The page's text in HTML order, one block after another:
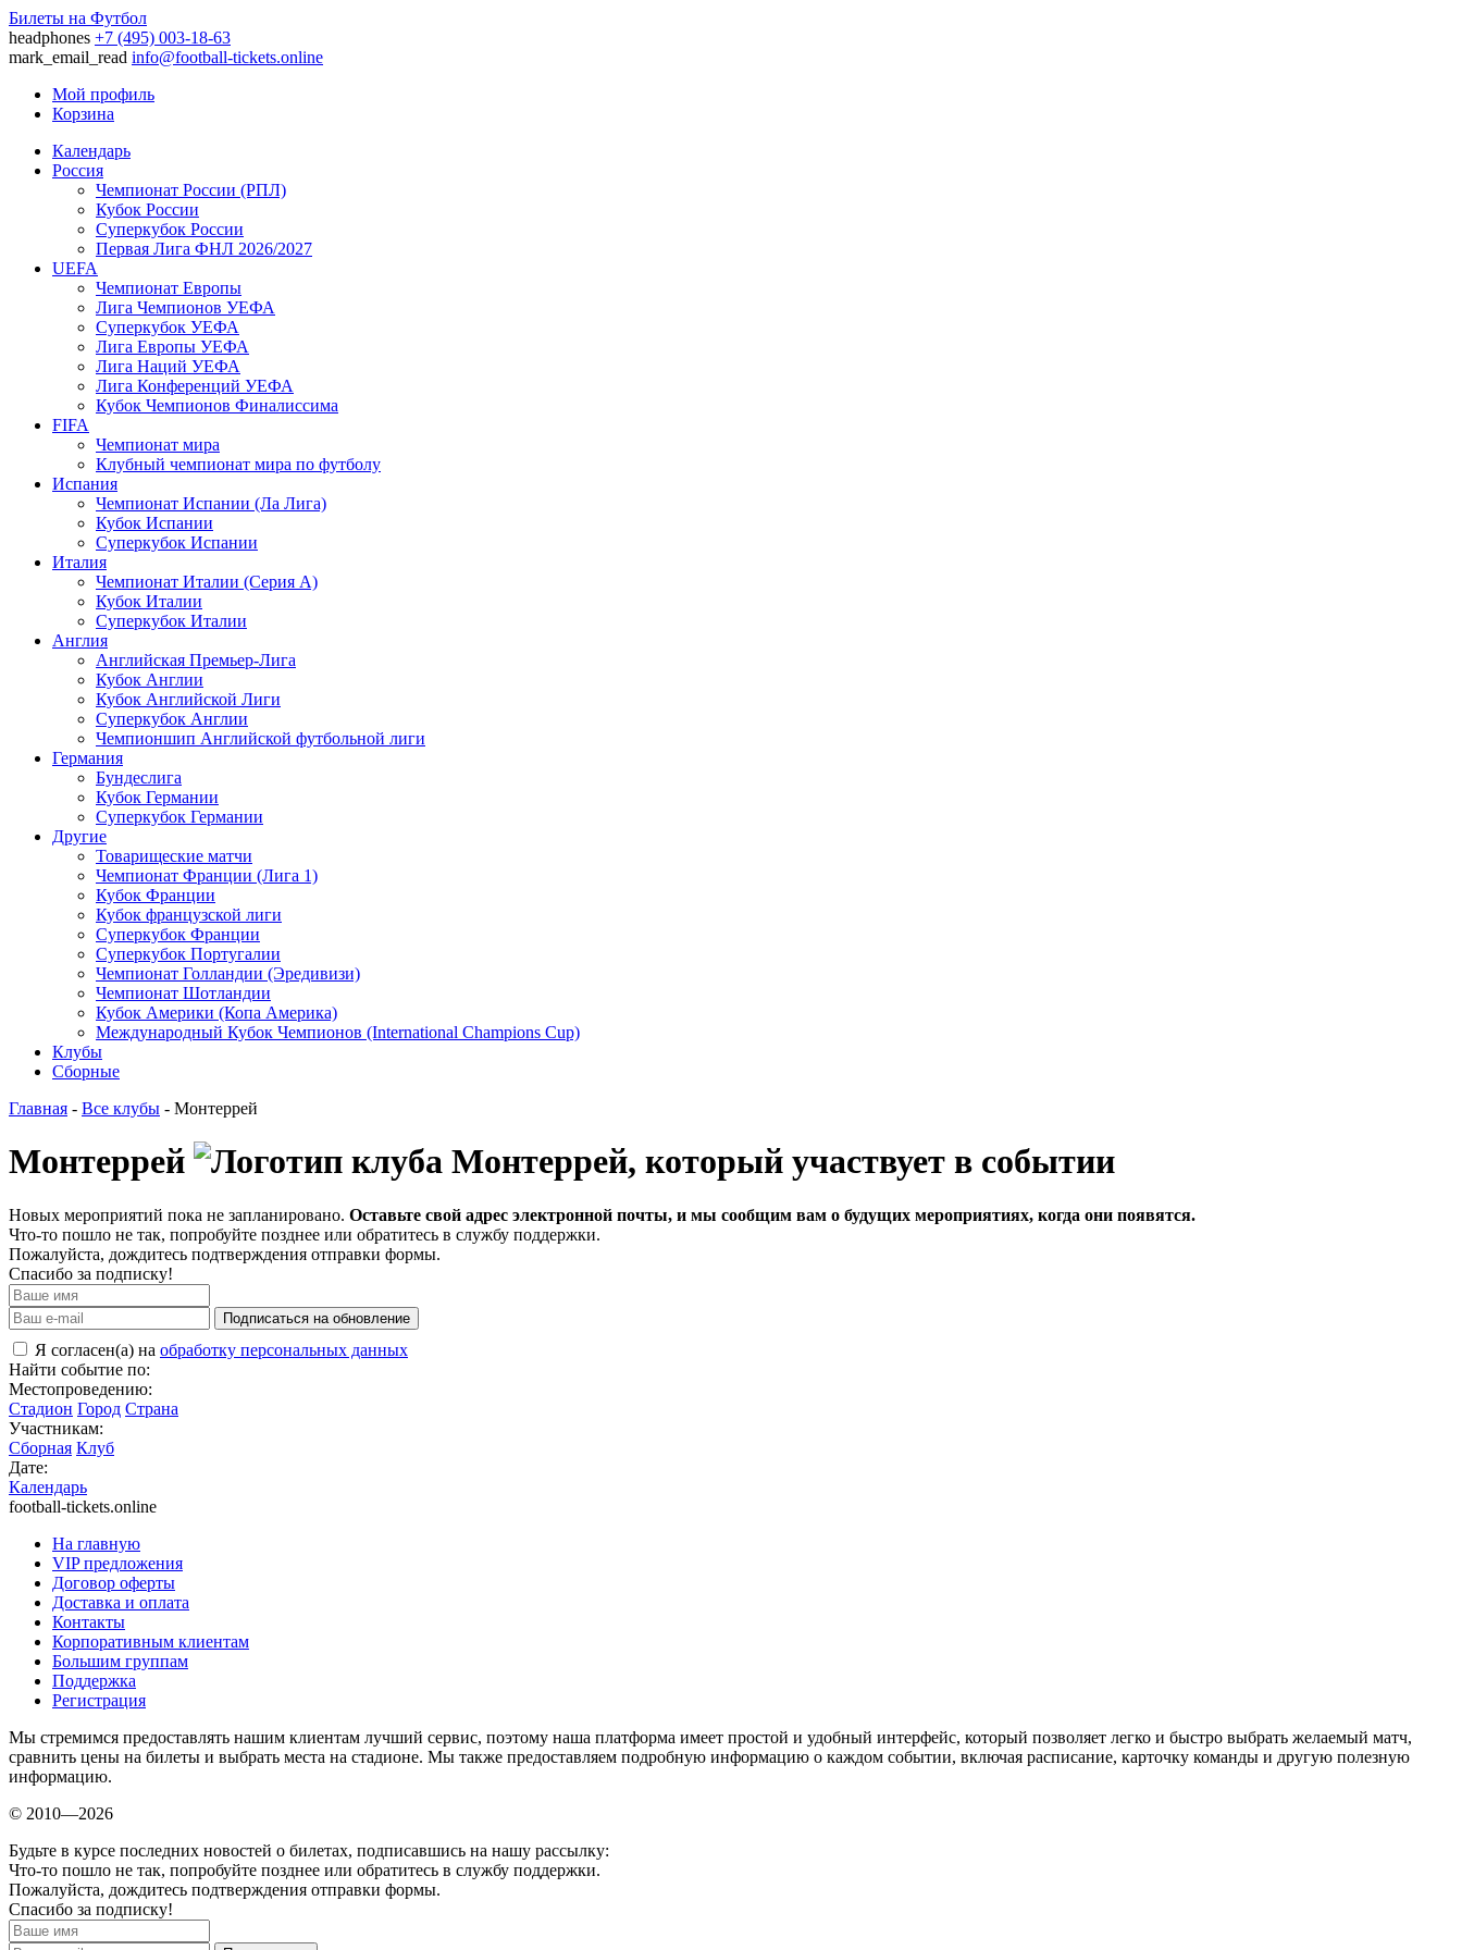
Билеты на Футбол
headphones +7 (495) 003-18-63
mark_email_read info@football-tickets.online
Мой профиль
Корзина
Календарь
Россия
Чемпионат России (РПЛ)
Кубок России
Суперкубок России
Первая Лига ФНЛ 2026/2027
UEFA
Чемпионат Европы
Лига Чемпионов УЕФА
Суперкубок УЕФА
Лига Европы УЕФА
Лига Наций УЕФА
Лига Конференций УЕФА
Кубок Чемпионов Финалиссима
FIFA
Чемпионат мира
Клубный чемпионат мира по футболу
Испания
Чемпионат Испании (Ла Лига)
Кубок Испании
Суперкубок Испании
Италия
Чемпионат Италии (Серия А)
Кубок Италии
Суперкубок Италии
Англия
Английская Премьер-Лига
Кубок Англии
Кубок Английской Лиги
Суперкубок Англии
Чемпионшип Английской футбольной лиги
Германия
Бундеслига
Кубок Германии
Суперкубок Германии
Другие
Товарищеские матчи
Чемпионат Франции (Лига 1)
Кубок Франции
Кубок французской лиги
Суперкубок Франции
Суперкубок Португалии
Чемпионат Голландии (Эредивизи)
Чемпионат Шотландии
Кубок Америки (Копа Америка)
Международный Кубок Чемпионов (International Champions Cup)
Клубы
Сборные
Главная - Все клубы - Монтеррей
Монтеррей
Новых мероприятий пока не запланировано. Оставьте свой адрес электронной почты, и мы сообщим вам о будущих мероприятиях, когда они появятся.
Что-то пошло не так, попробуйте позднее или обратитесь в службу поддержки.
Пожалуйста, дождитесь подтверждения отправки формы.
Спасибо за подписку!
Подписаться на обновление
Я согласен(а) на обработку персональных данных
Найти событие по:
Местопроведению:
Стадион Город Страна
Участникам:
Сборная Клуб
Дате:
Календарь
football-tickets.online
На главную
VIP предложения
Договор оферты
Доставка и оплата
Контакты
Корпоративным клиентам
Большим группам
Поддержка
Регистрация
Мы стремимся предоставлять нашим клиентам лучший сервис, поэтому наша платформа имеет простой и удобный интерфейс, который позволяет легко и быстро выбрать желаемый матч,
сравнить цены на билеты и выбрать места на стадионе. Мы также предоставляем подробную информацию о каждом событии, включая расписание, карточку команды и другую полезную
информацию.
© 2010—2026
Будьте в курсе последних новостей о билетах, подписавшись на нашу рассылку:
Что-то пошло не так, попробуйте позднее или обратитесь в службу поддержки.
Пожалуйста, дождитесь подтверждения отправки формы.
Спасибо за подписку!